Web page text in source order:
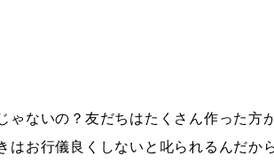
ゃないの？友だちはたくさん作った方
はお行儀良くしないと叱られるんだか